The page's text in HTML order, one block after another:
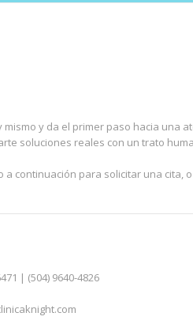
mismo y da el primer paso hacia una
soluciones reales con un trato
a continuación para solicitar una
| (504) 9640-4826